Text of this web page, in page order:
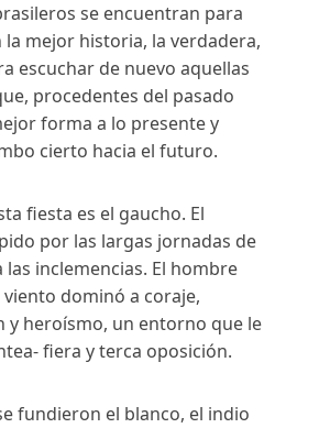
se encuentran para
la mejor historia, la verdadera,
escuchar de nuevo aquellas
procedentes del pasado
forma a lo presente y
cierto hacia el futuro.
fiesta es el gaucho. El
por las largas jornadas de
inclemencias. El hombre
viento dominó a coraje,
y heroísmo, un entorno que le
fiera y terca oposición.
fundieron el blanco, el indio